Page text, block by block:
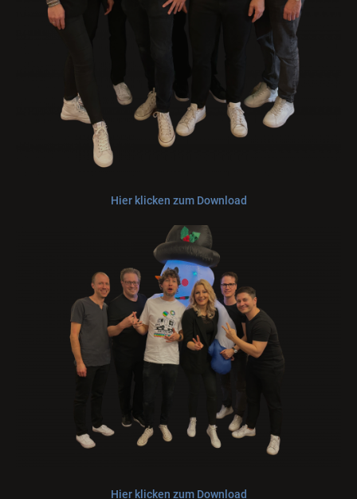
Hier klicken zum Download
Hier klicken zum Download